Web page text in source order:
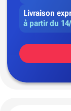
Livraison
à partir du